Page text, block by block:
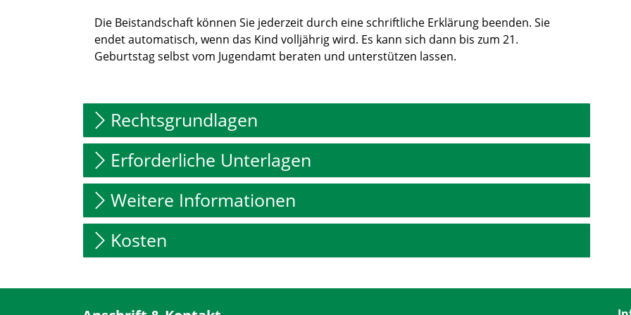
Die Beistandschaft können Sie jederzeit durch eine schriftliche Erklärung beenden. Sie
endet automatisch, wenn das Kind volljährig wird. Es kann sich dann bis zum 21.
Geburtstag selbst vom Jugendamt beraten und unterstützen lassen.
Rechtsgrundlagen
Erforderliche Unterlagen
Weitere Informationen
Kosten